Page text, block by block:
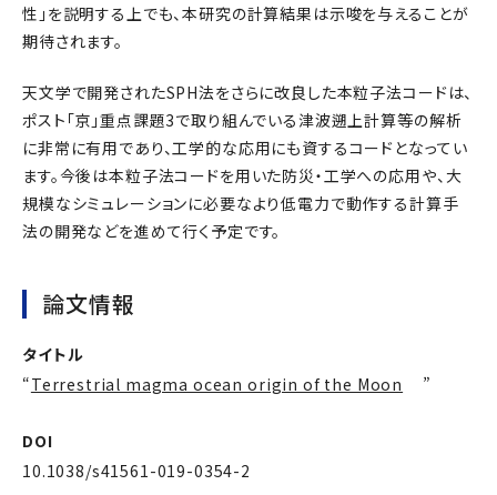
性」を説明する上でも、本研究の計算結果は示唆を与えることが
期待されます。
天文学で開発されたSPH法をさらに改良した本粒子法コードは、
ポスト「京」重点課題3で取り組んでいる津波遡上計算等の解析
に非常に有用であり、工学的な応用にも資するコードとなってい
ます。今後は本粒子法コードを用いた防災・工学への応用や、大
規模なシミュレーションに必要なより低電力で動作する計算手
法の開発などを進めて行く予定です。
論文情報
タイトル
“Terrestrial magma ocean origin of the Moon ”
DOI
10.1038/s41561-019-0354-2